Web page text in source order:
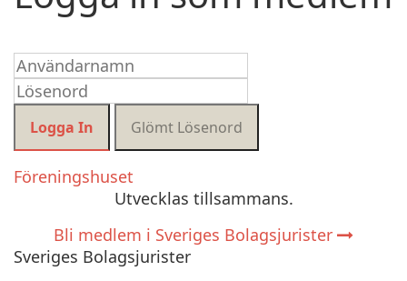
Föreningshuset
Utvecklas tillsammans.
Bli medlem i Sveriges Bolagsjurister
Sveriges Bolagsjurister